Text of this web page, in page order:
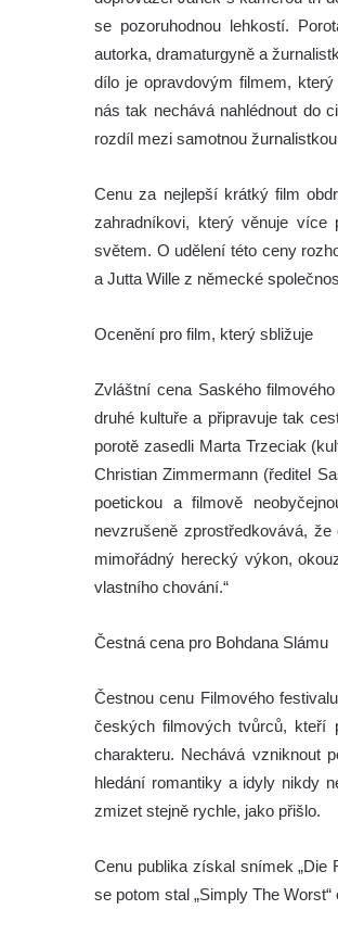
se pozoruhodnou lehkostí.
autorka, dramaturgyně a
dílo je opravdovým filmem,
nás tak nechává nahlédnout do
rozdíl mezi samotnou
Cenu za nejlepší krátký film
zahradníkovi, který věnuje
světem. O udělení této ceny
a Jutta Wille z německé
Ocenění pro film, který sbližuje
Zvláštní cena Saského
druhé kultuře a připravuje tak
porotě zasedli Marta Trzeciak
Christian Zimmermann (ředitel
poetickou a filmově
nevzrušeně zprostředkovává,
mimořádný herecký výkon,
vlastního chování.“
Čestná cena pro Bohdana Slámu
Čestnou cenu Filmového
českých filmových tvůrců, kteří
charakteru. Nechává vzniknout
hledání romantiky a idyly nikdy
zmizet stejně rychle, jako přišlo.
Cenu publika získal snímek „Die
se potom stal „Simply The